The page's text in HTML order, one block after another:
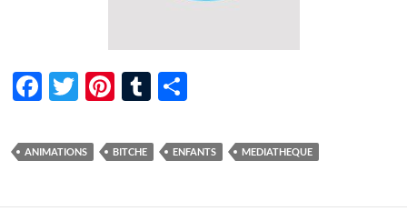
F
e
b
o
T
itt
er
Pi
er
es
t
T
m
bl
r
ta
g
er
ANIMATIONS BITCHE ENFANTS MEDIATHEQUE